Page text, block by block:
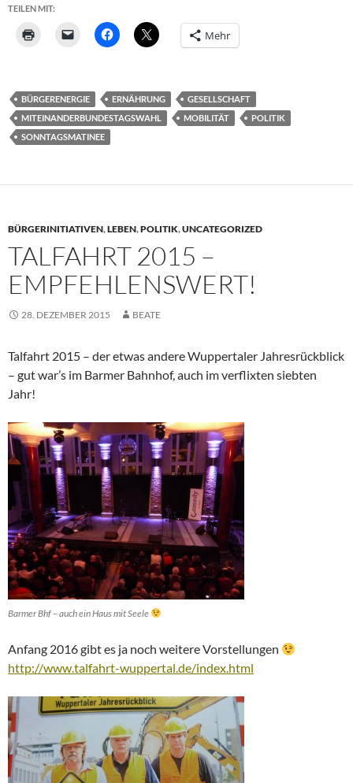
TEILEN MIT:
Mehr
BÜRGERENERGIE ERNÄHRUNG
GESELLSCHAFT
MITEINANDERBUNDESTAGSWAHL
MOBILITÄT
POLITIK
SONNTAGSMATINEE
BÜRGERINITIATIVEN,LEBEN,POLITIK,UNCATEGORIZED
TALFAHRT 2015 –
EMPFEHLENSWERT!
28. DEZEMBER 2015 BEATE
Talfahrt 2015 – der etwas andere Wuppertaler Jahresrückblick
– gut war’s im Barmer Bahnhof, auch im verflixten siebten
Jahr!
Barmer Bhf – auch ein Haus mit Seele
Anfang 2016 gibt es ja noch weitere Vorstellungen
http://www.talfahrt-wuppertal.de/index.html